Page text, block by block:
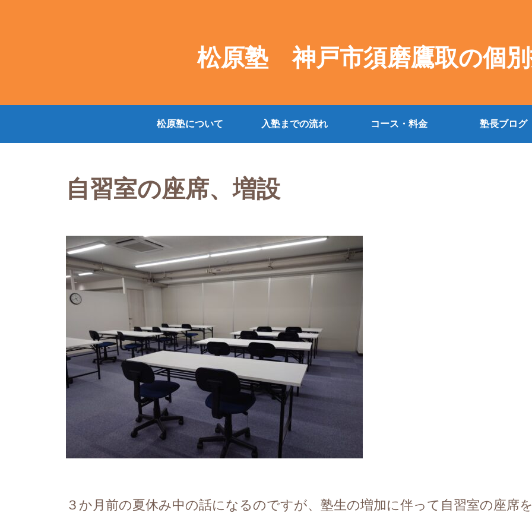
松原塾 神戸市須磨鷹取の個
松原塾について 入塾までの流れ コース・料金 塾長ブログ
自習室の座席、増設
３か月前の夏休み中の話になるのですが、塾生の増加に伴って自習室の座席